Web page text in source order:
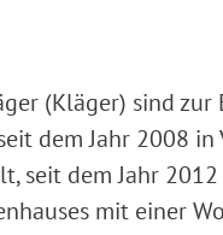
(Kläger) sind
dem Jahr 2008
seit dem Jahr
mit einer